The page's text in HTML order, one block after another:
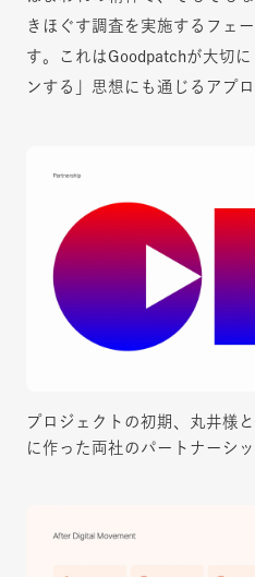
きほぐす調査を実施するフェ
す。これはGoodpatchが大切
ンする」思想にも通じるアプロ
プロジェクトの初期、丸井様
に作った両社のパートナーシ